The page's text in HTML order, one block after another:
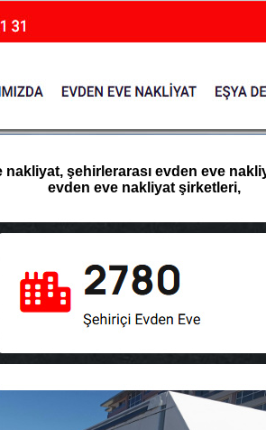
şehirlerarası evden eve
evden eve nakliyat şirketleri,